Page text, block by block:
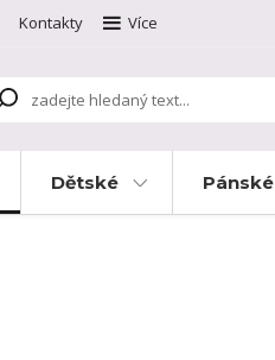
Kontakty Více
Dětské Pánské